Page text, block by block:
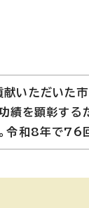
いただいた
を顕彰する
令和8年で76